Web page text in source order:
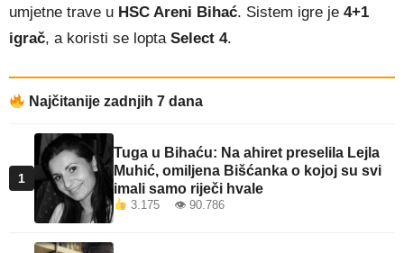
umjetne trave u HSC Areni Bihać. Sistem igre je 4+1
igrač, a koristi se lopta Select 4.
Najčitanije zadnjih 7 dana
1
Tuga u Bihaću: Na ahiret preselila Lejla
Muhić, omiljena Bišćanka o kojoj su svi
imali samo riječi hvale
3.175 👁 90.786